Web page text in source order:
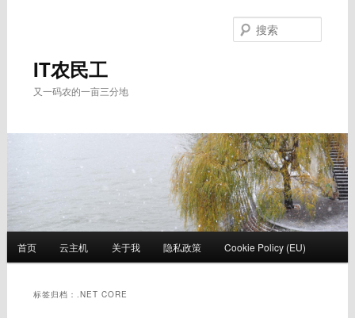
IT农民工
又一码农的一亩三分地
首页 云主机 关于我 隐私政策 Cookie Policy (EU)
标签归档： .NET CORE